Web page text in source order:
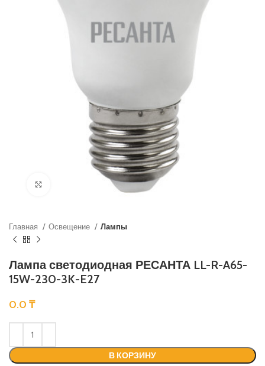
Нажмите, чтобы увеличить
Главная Освещение Лампы
Лампа светодиодная РЕСАНТА LL-R-A65-
15W-230-3K-E27
0.0 ₸
В КОРЗИНУ